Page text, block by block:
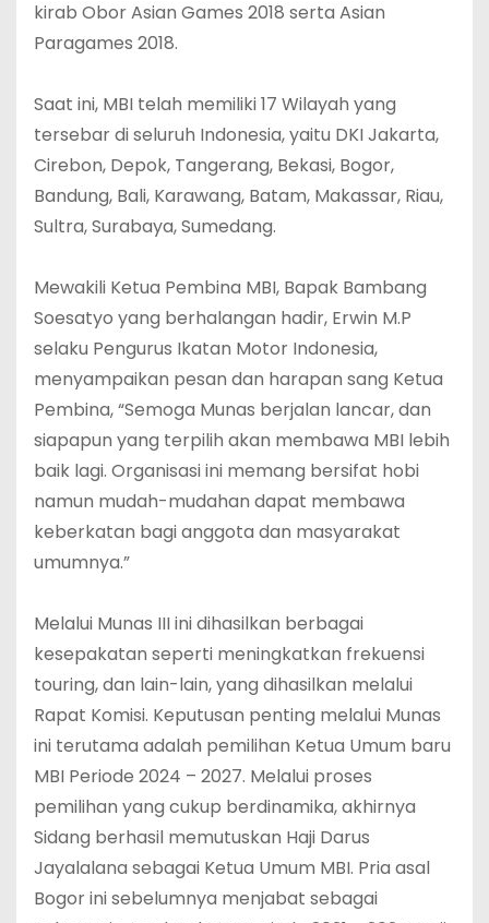
kirab Obor Asian Games 2018 serta Asian
Paragames 2018.
Saat ini, MBI telah memiliki 17 Wilayah yang
tersebar di seluruh Indonesia, yaitu DKI Jakarta,
Cirebon, Depok, Tangerang, Bekasi, Bogor,
Bandung, Bali, Karawang, Batam, Makassar, Riau,
Sultra, Surabaya, Sumedang.
Mewakili Ketua Pembina MBI, Bapak Bambang
Soesatyo yang berhalangan hadir, Erwin M.P
selaku Pengurus Ikatan Motor Indonesia,
menyampaikan pesan dan harapan sang Ketua
Pembina, “Semoga Munas berjalan lancar, dan
siapapun yang terpilih akan membawa MBI lebih
baik lagi. Organisasi ini memang bersifat hobi
namun mudah-mudahan dapat membawa
keberkatan bagi anggota dan masyarakat
umumnya.”
Melalui Munas III ini dihasilkan berbagai
kesepakatan seperti meningkatkan frekuensi
touring, dan lain-lain, yang dihasilkan melalui
Rapat Komisi. Keputusan penting melalui Munas
ini terutama adalah pemilihan Ketua Umum baru
MBI Periode 2024 – 2027. Melalui proses
pemilihan yang cukup berdinamika, akhirnya
Sidang berhasil memutuskan Haji Darus
Jayalalana sebagai Ketua Umum MBI. Pria asal
Bogor ini sebelumnya menjabat sebagai